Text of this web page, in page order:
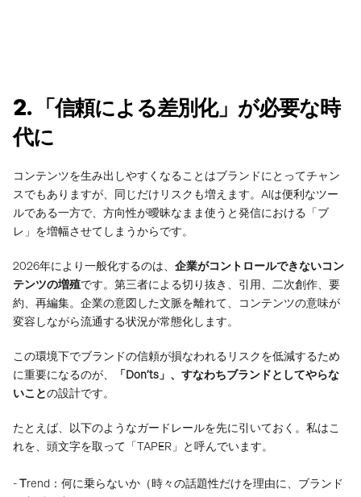
2. 「信頼による差別化」が必要な時
代に
コンテンツを生み出しやすくなることはブランドにとってチャン
スでもありますが、同じだけリスクも増えます。AIは便利なツー
ルである一方で、方向性が曖昧なまま使うと発信における「ブ
レ」を増幅させてしまうからです。
2026年により一般化するのは、 企業がコントロールできないコン
テンツの増殖です。第三者による切り抜き、引用、二次創作、要
約、再編集。企業の意図した文脈を離れて、コンテンツの意味が
変容しながら流通する状況が常態化します。
この環境下でブランドの信頼が損なわれるリスクを低減するため
に重要になるのが、
「Don’ts」、すなわちブランドとしてやらな
いことの設計です。
たとえば、以下のようなガードレールを先に引いておく。私はこ
れを、頭文字を取って「TAPER」と呼んでいます。
-
rend：何に乗らないか（時々の話題性だけを理由に、ブランド